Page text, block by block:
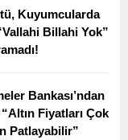
Kuyumcularda
Billahi Yok”
Bankası’ndan
Fiyatları Çok
Patlayabilir”